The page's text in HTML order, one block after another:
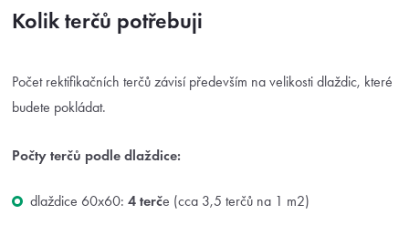
Kolik terčů potřebuji
Počet rektifikačních terčů závisí především na velikosti dlaždic, které
budete pokládat.
Počty terčů podle dlaždice:
dlaždice 60x60: 4 terče (cca 3,5 terčů na 1 m2)